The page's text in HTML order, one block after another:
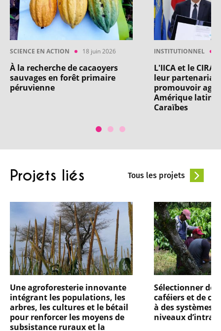
SCIENCE EN ACTION 18 juin 2026
À la recherche de cacaoyers
sauvages en forêt primaire
péruvienne
INSTITUTIONNEL
L'IICA et le
leur partenariat
promouvoir
Amérique latine
Caraïbes
Projets liés Tous les projets
Une agroforesterie innovante
intégrant les populations, les
arbres, les cultures et le bétail
pour renforcer les moyens de
subsistance ruraux et la
Sélectionner
caféiers et de
à des systèmes
niveaux